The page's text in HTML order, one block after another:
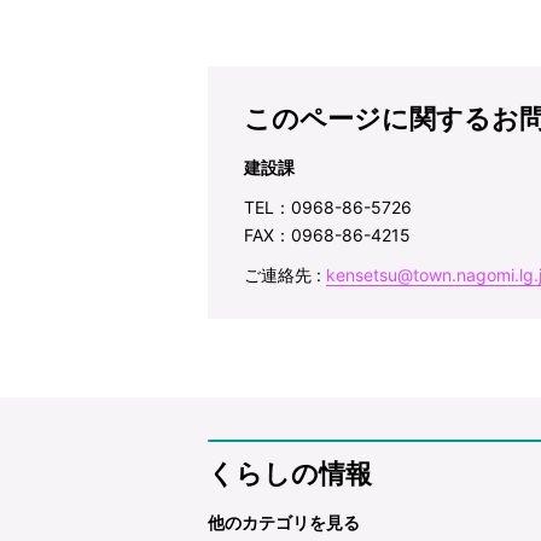
このページに関するお
建設課
TEL：0968-86-5726
FAX：0968-86-4215
ご連絡先 :
くらしの情報
他のカテゴリを見る